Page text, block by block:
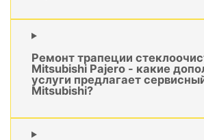
Ремонт трапеции
Mitsubishi Pajero - какие
услуги предлагает
Mitsubishi?